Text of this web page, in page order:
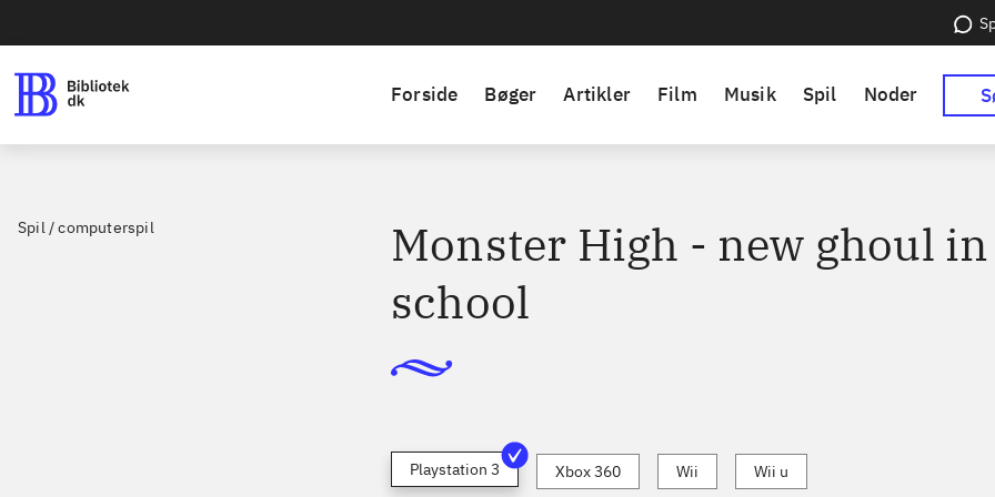
Forside Bøger Artikler Film Musik Spil Noder
Spil / computerspil
Monster High - new ghoul in
school
Playstation 3 Xbox 360 Wii Wii u